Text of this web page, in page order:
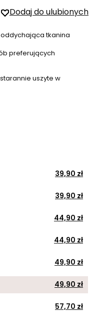
Dodaj do ulubionych
oddychająca tkanina
preferujących
uszyte w
39,90 zł
39,90 zł
44,90 zł
44,90 zł
49,90 zł
49,90 zł
57,70 zł